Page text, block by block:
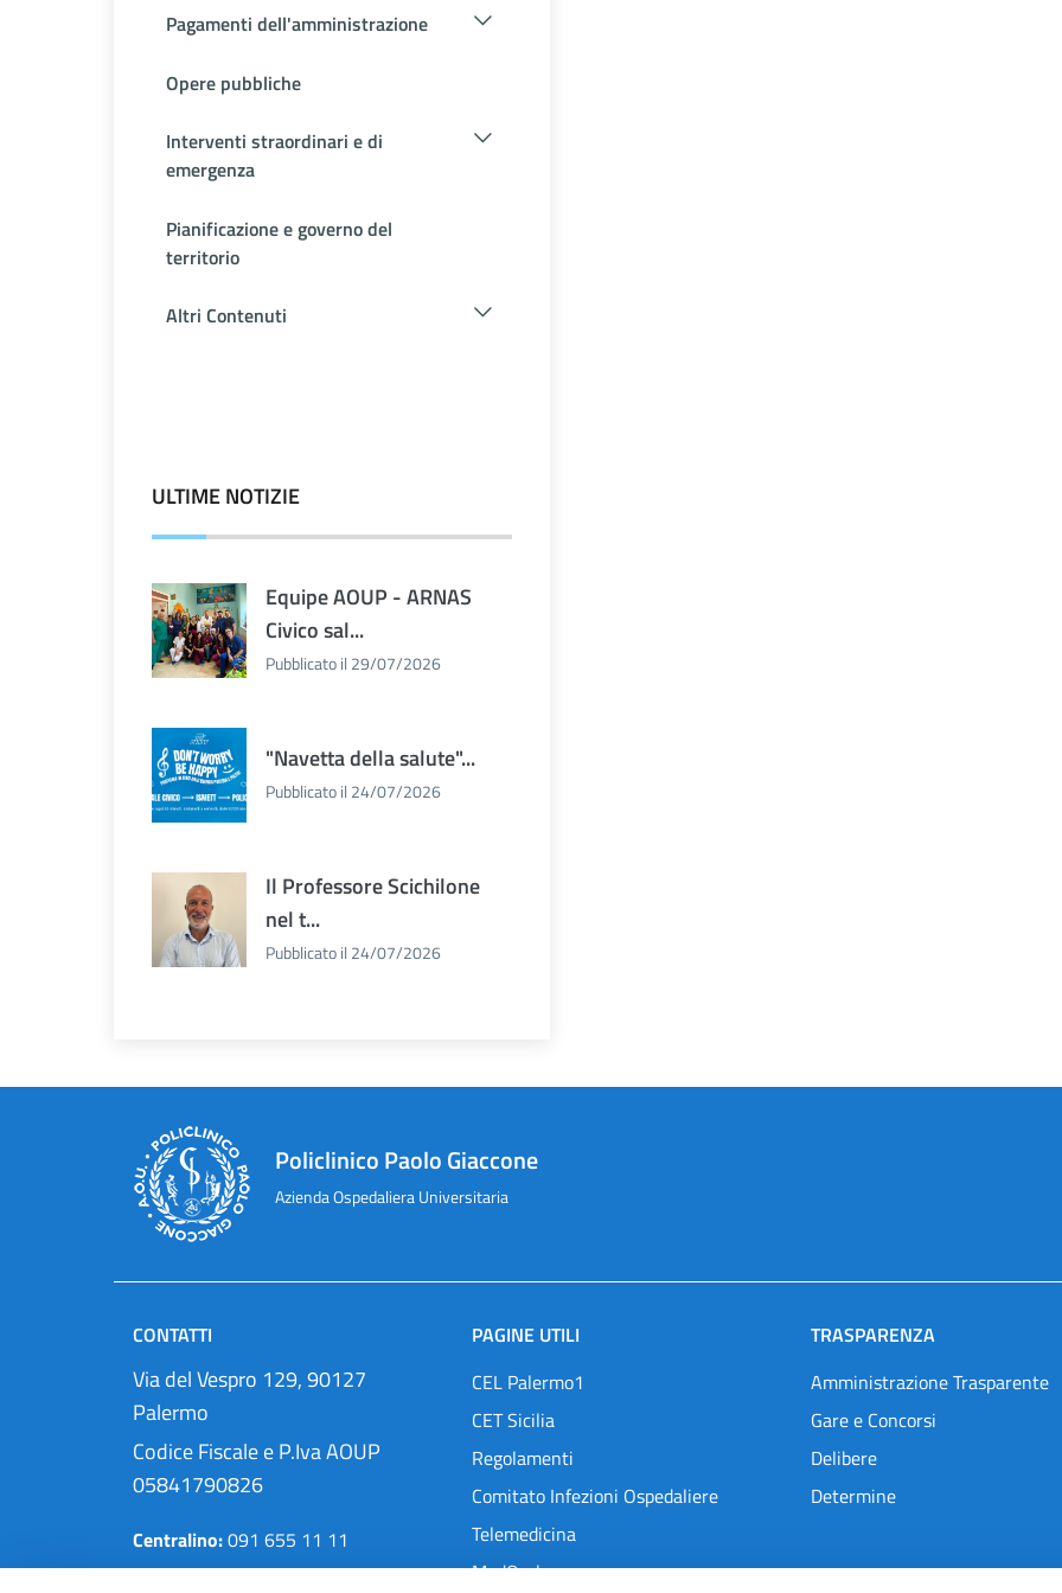
Pagamenti dell'amministrazione
Opere pubbliche
Interventi straordinari e di
emergenza
Pianificazione e governo del
territorio
Altri Contenuti
ULTIME NOTIZIE
Equipe AOUP - ARNAS
Civico sal...
Pubblicato il 29/07/2026
"Navetta della salute"...
Pubblicato il 24/07/2026
Il Professore Scichilone
nel t...
Pubblicato il 24/07/2026
Policlinico Paolo Giaccone
Azienda Ospedaliera Universitaria
CONTATTI
Via del Vespro 129, 90127
Palermo
Codice Fiscale e P.Iva AOUP
05841790826
Centralino:091 655 11 11
Pec:protocollo@cert.policlinico.pa.it
PAGINE UTILI
CEL Palermo1
CET Sicilia
Regolamenti
Comitato Infezioni Ospedaliere
Telemedicina
MedOral
TRASPARENZA
Amministrazione Trasparente
Gare e Concorsi
Delibere
Determine